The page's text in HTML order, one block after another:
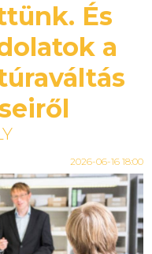
És
a
2026-06-16 18:00